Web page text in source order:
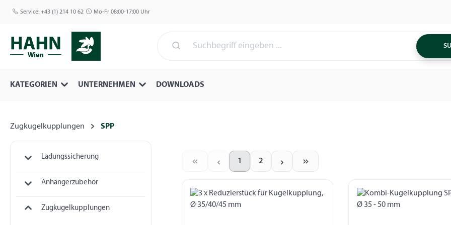
Hauptinhalt springen
Zur Suche springen
Zur Hauptnavigation springen
Service: +43 (1) 214 10 62 Mo-Fr 08:00-17:00 Uhr
KATEGORIEN UNTERNEHMEN DOWNLOADS
Zugkugelkupplungen SPP
Ladungssicherung
Anhängerzubehör
Zugkugelkupplungen
Seite
1 2